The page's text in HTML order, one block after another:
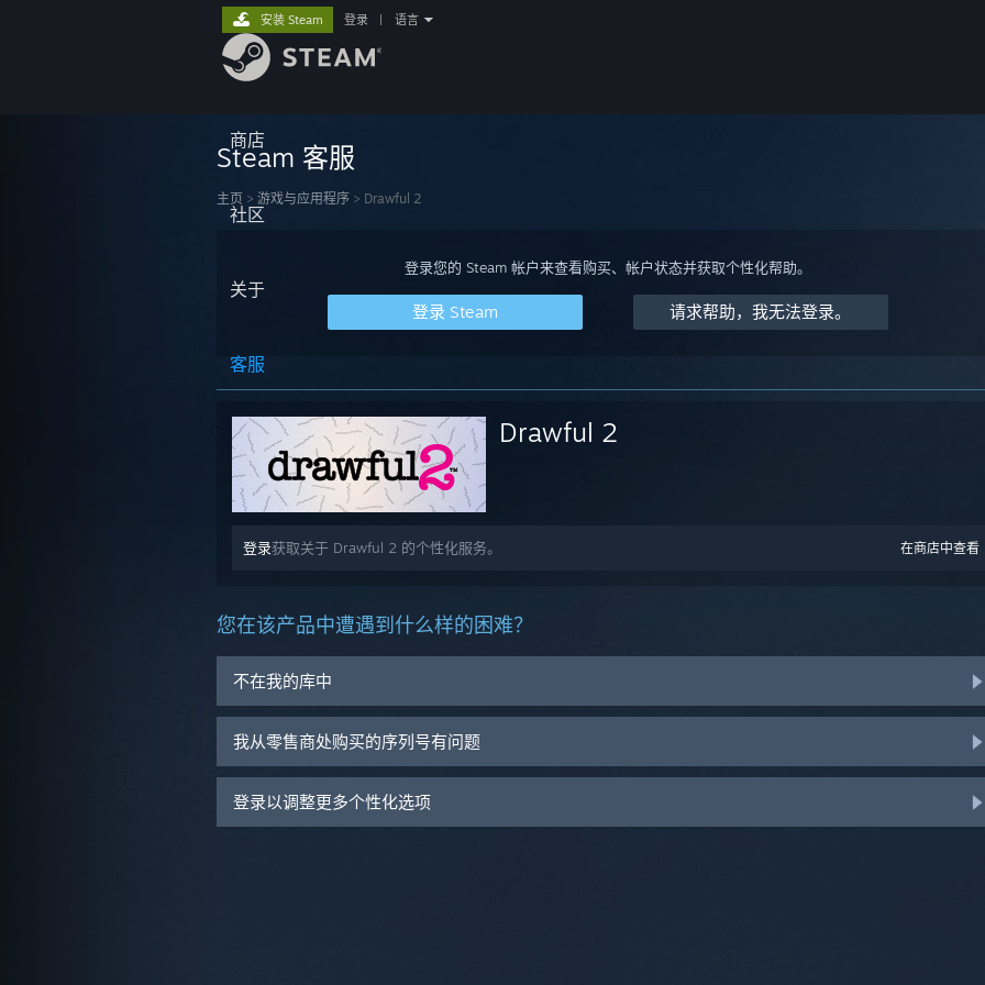
商店
社区
关于
客服
安装 Steam 登录 语言
Steam 客服
主页 > 游戏与应用程序 > Drawful 2
登录您的 Steam 帐户来查看购买、帐户状态并获取个性化帮助。
登录 Steam 请求帮助，我无法登录。
Drawful 2
在商店中查看
登录获取关于 Drawful 2 的个性化服务。
您在该产品中遭遇到什么样的困难？
不在我的库中
我从零售商处购买的序列号有问题
登录以调整更多个性化选项